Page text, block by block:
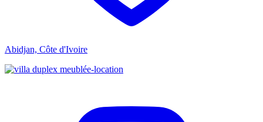
Abidjan, Côte d'Ivoire